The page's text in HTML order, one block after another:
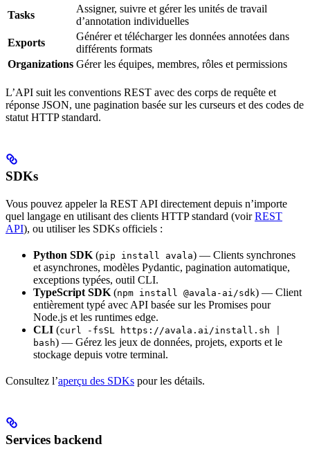
Tasks
Assigner, suivre et gérer les unités de travail
d’annotation individuelles
Exports
Générer et télécharger les données annotées dans
différents formats
Organizations Gérer les équipes, membres, rôles et permissions
L’API suit les conventions REST avec des corps de requête et
réponse JSON, une pagination basée sur les curseurs et des codes de
statut HTTP standard.
SDKs
Vous pouvez appeler la REST API directement depuis n’importe
quel langage en utilisant des clients HTTP standard (voirREST
API), ou utiliser les SDKs officiels :
Python SDK (pip install avala) — Clients synchrones
et asynchrones, modèles Pydantic, pagination automatique,
exceptions typées, outil CLI.
TypeScript SDK (npm install @avala-ai/sdk) — Client
entièrement typé avec API basée sur les Promises pour
Node.js et les runtimes edge.
CLI (curl -fsSL https://avala.ai/install.sh |
bash) — Gérez les jeux de données, projets, exports et le
stockage depuis votre terminal.
Consultez l’aperçu des SDKs pour les détails.
Services backend